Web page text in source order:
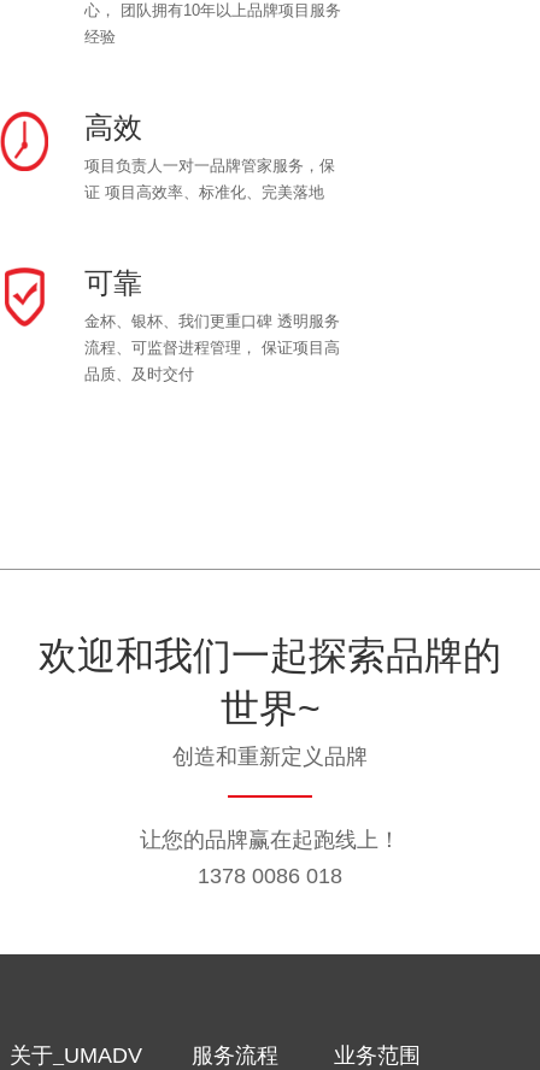
心， 团队拥有10年以上品牌项目服务
经验
高效
项目负责人一对一品牌管家服务，保
证 项目高效率、标准化、完美落地
可靠
金杯、银杯、我们更重口碑 透明服务
流程、可监督进程管理， 保证项目高
品质、及时交付
欢迎和我们一起探索品牌的
世界~
创造和重新定义品牌
让您的品牌赢在起跑线上！
1378 0086 018
关于_ UMADV 服务流程 业务范围